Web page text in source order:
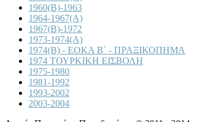
1960(B)-1963
1964-1967(A)
1967(B)-1972
1973-1974(A)
1974(B) - ΕΟΚΑ Β΄ - ΠΡΑΞΙΚΟΠΗΜΑ
1974 ΤΟΥΡΚΙΚΗ ΕΙΣΒΟΛΗ
1975-1980
1981-1992
1993-2002
2003-2004